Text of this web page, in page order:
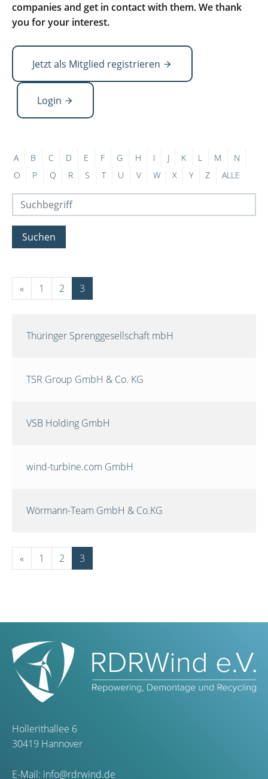
companies and get in contact with them. We thank
you for your interest.
Jetzt als Mitglied registrieren
Login
A B C D E F G H I J K L M
N
O
P Q R S T U V W X Y Z ALLE
Suchen
« 1 2 3
Thüringer Sprenggesellschaft mbH
TSR Group GmbH & Co. KG
VSB Holding GmbH
wind-turbine.com GmbH
Wörmann-Team GmbH & Co.KG
« 1 2 3
Hollerithallee 6
30419 Hannover
E-Mail: info@rdrwind.de